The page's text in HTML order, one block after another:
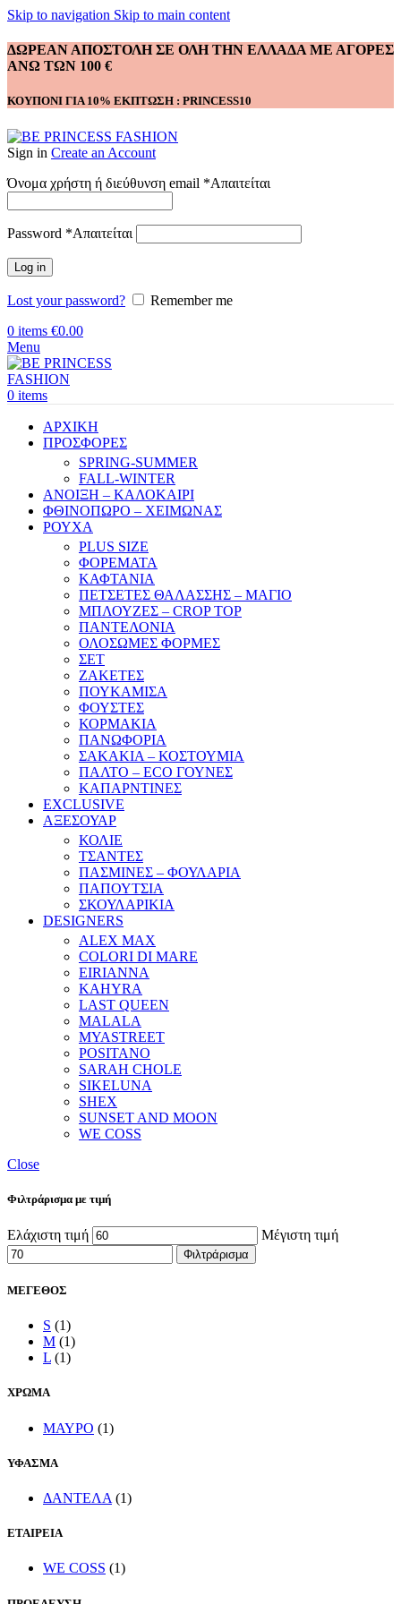
Skip to navigation Skip to main content
ΔΩΡΕΑΝ ΑΠΟΣΤΟΛΗ ΣΕ ΟΛΗ ΤΗΝ ΕΛΛΑΔΑ ΜΕ ΑΓΟΡΕΣ
ΑΝΩ ΤΩΝ 100 €
ΚΟΥΠΟΝΙ ΓΙΑ 10% ΕΚΠΤΩΣΗ : PRINCESS10
Sign in Create an Account
Όνομα χρήστη ή διεύθυνση email *Απαιτείται
Password *Απαιτείται
Log in
Lost your password?
Remember me
0 items €0.00
Menu
0 items
ΑΡΧΙΚΗ
ΠΡΟΣΦΟΡΕΣ
SPRING-SUMMER
FALL-WINTER
ΑΝΟΙΞΗ – ΚΑΛΟΚΑΙΡΙ
ΦΘΙΝΟΠΩΡΟ – ΧΕΙΜΩΝΑΣ
ΡΟΥΧΑ
PLUS SIZE
ΦΟΡΕΜΑΤΑ
ΚΑΦΤΑΝΙΑ
ΠΕΤΣΕΤΕΣ ΘΑΛΑΣΣΗΣ – ΜΑΓΙΟ
ΜΠΛΟΥΖΕΣ – CROP TOP
ΠΑΝΤΕΛΟΝΙΑ
ΟΛΟΣΩΜΕΣ ΦΟΡΜΕΣ
ΣΕΤ
ΖΑΚΕΤΕΣ
ΠΟΥΚΑΜΙΣΑ
ΦΟΥΣΤΕΣ
ΚΟΡΜΑΚΙΑ
ΠΑΝΩΦΟΡΙΑ
ΣΑΚΑΚΙΑ – ΚΟΣΤΟΥΜΙΑ
ΠΑΛΤΟ – ECO ΓΟΥΝΕΣ
ΚΑΠΑΡΝΤΙΝΕΣ
EXCLUSIVE
ΑΞΕΣΟΥΑΡ
ΚΟΛΙΕ
ΤΣΑΝΤΕΣ
ΠΑΣΜΙΝΕΣ – ΦΟΥΛΑΡΙΑ
ΠΑΠΟΥΤΣΙΑ
ΣΚΟΥΛΑΡΙΚΙΑ
DESIGNERS
ALEX MAX
COLORI DI MARE
EIRIANNA
KAHYRA
LAST QUEEN
MALALA
MYASTREET
POSITANO
SARAH CHOLE
SIKELUNA
SHEX
SUNSET AND MOON
WE COSS
Close
Φιλτράρισμα με τιμή
Ελάχιστη τιμή Μέγιστη τιμή
Φιλτράρισμα
ΜΕΓΕΘΟΣ
S (1)
M (1)
L (1)
ΧΡΩΜΑ
ΜΑΥΡΟ (1)
ΥΦΑΣΜΑ
ΔΑΝΤΕΛΑ (1)
ΕΤΑΙΡΕΙΑ
WE COSS (1)